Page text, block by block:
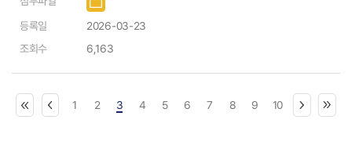
등록일
2026-03-23
조회수
6,163
1 2 3 4 5 6 7 8 9 10